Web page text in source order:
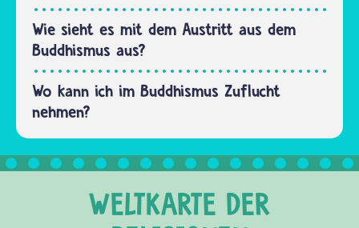
Wie sieht es mit dem Austritt aus dem
Buddhismus aus?
Wo kann ich im Buddhismus Zuflucht
nehmen?